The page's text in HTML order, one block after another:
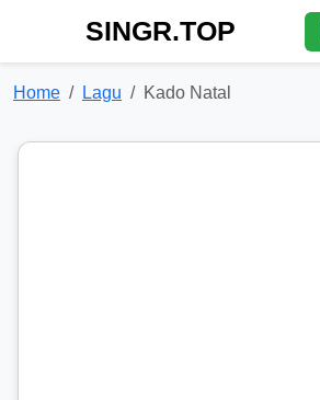
SINGR.TOP
Home Lagu Kado Natal